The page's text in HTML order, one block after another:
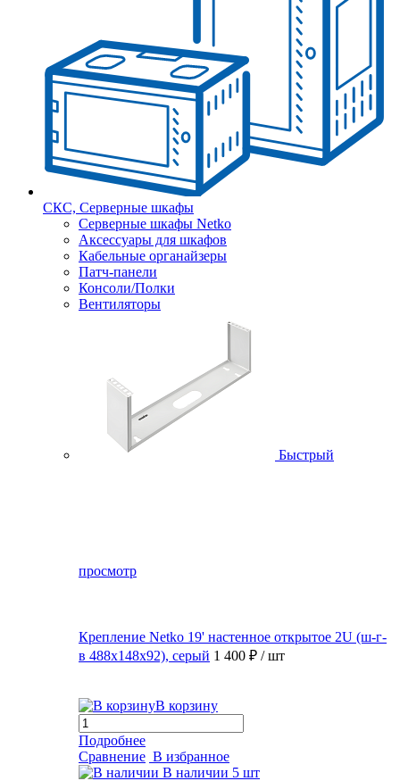
СКС, Серверные шкафы
Серверные шкафы Netko
Аксессуары для шкафов
Кабельные органайзеры
Патч-панели
Консоли/Полки
Вентиляторы
Быстрый
просмотр
Крепление Netko 19' настенное открытое 2U (ш-г-
в 488х148х92), серый 1 400 ₽ / шт
В корзину
Подробнее
Сравнение В избранное
В наличии 5 шт